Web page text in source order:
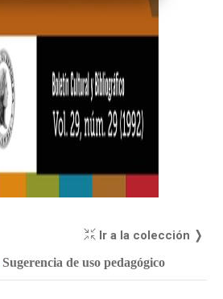
Ir a la colección ❭
Sugerencia de uso pedagógico